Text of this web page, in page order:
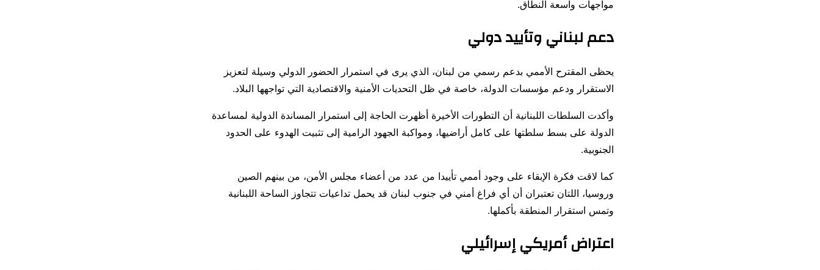
مواجهات واسعة النطاق.
دعم لبناني وتأييد دولي
يحظى المقترح الأممي بدعم رسمي من لبنان، الذي يرى في استمرار الحضور الدولي وسيلة لتعزيز
الاستقرار ودعم مؤسسات الدولة، خاصة في ظل التحديات الأمنية والاقتصادية التي تواجهها البلاد.
وأكدت السلطات اللبنانية أن التطورات الأخيرة أظهرت الحاجة إلى استمرار المساندة الدولية لمساعدة
الدولة على بسط سلطتها على كامل أراضيها، ومواكبة الجهود الرامية إلى تثبيت الهدوء على الحدود
الجنوبية.
كما لاقت فكرة الإبقاء على وجود أممي تأييدا من عدد من أعضاء مجلس الأمن، من بينهم الصين
وروسيا، اللتان تعتبران أن أي فراغ أمني في جنوب لبنان قد يحمل تداعيات تتجاوز الساحة اللبنانية
وتمس استقرار المنطقة بأكملها.
اعتراض أمريكي إسرائيلي